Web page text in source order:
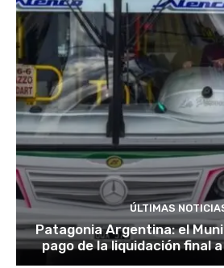
ÚLTIMAS
Patagonia Argentina: el
pago de la liquidación final